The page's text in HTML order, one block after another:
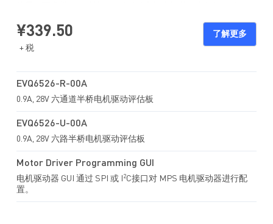
¥339.50
+ 税
了解更多
EVQ6526-R-00A
0.9A, 28V 六通道半桥电机驱动评估板
EVQ6526-U-00A
0.9A, 28V 六路半桥电机驱动评估板
Motor Driver Programming GUI
电机驱动器 GUI 通过 SPI 或 I 2C接口对 MPS 电机驱动器进行配
置。